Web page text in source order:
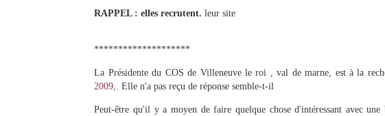
RAPPEL : elles recrutent. leur site
********************
La Présidente du COS de Villeneuve le roi , val de marne, est à la
2009,. Elle n'a pas reçu de réponse semble-t-il
Peut-être qu'il y a moyen de faire quelque chose d'intéressant avec